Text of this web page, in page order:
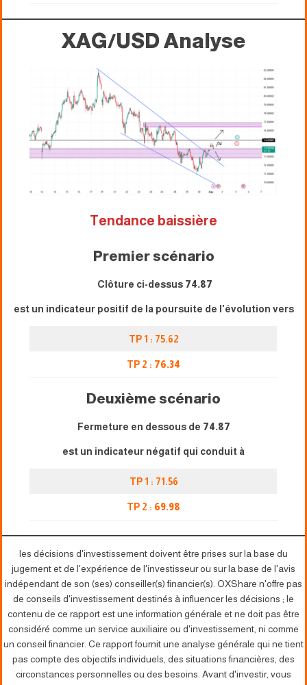
XAG/USDAnalyse
Tendance baissière
Premier scénario
Clôture ci-dessus 74.87
est un indicateur positif de la poursuite de l'évolution vers
TP 1 : 75.62
TP 2 : 76.34
Deuxième scénario
Fermeture en dessous de 74.87
est un indicateur négatif qui conduit à
TP 1 : 71.56
TP 2 : 69.98
les décisions d'investissement doivent être prises sur la base du
jugement et de l'expérience de l'investisseur ou sur la base de l'avis
indépendant de son (ses) conseiller(s) financier(s). OXShare n'offre pas
de conseils d'investissement destinés à influencer les décisions ; le
contenu de ce rapport est une information générale et ne doit pas être
considéré comme un service auxiliaire ou d'investissement, ni comme
un conseil financier. Ce rapport fournit une analyse générale qui ne tient
pas compte des objectifs individuels, des situations financières, des
circonstances personnelles ou des besoins. Avant d'investir, vous